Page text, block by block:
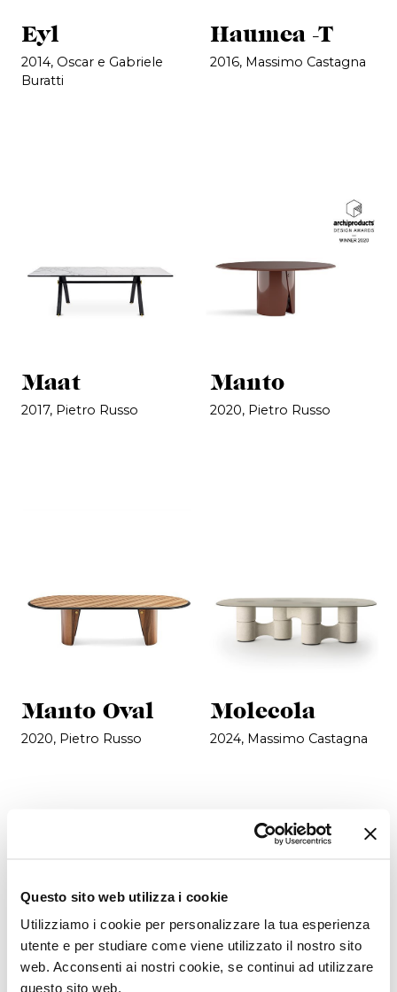
Questo sito web utilizza i cookie
Utilizziamo i cookie per personalizzare la tua esperienza
utente e per studiare come viene utilizzato il nostro sito
web. Acconsenti ai nostri cookie, se continui ad utilizzare
questo sito web.
Eyl
2014, Oscar e Gabriele
Buratti
Haumea -T
2016, Massimo Castagna
Maat
2017, Pietro Russo
Manto
2020, Pietro Russo
Manto Oval
2020, Pietro Russo
Molecola
2024, Massimo Castagna